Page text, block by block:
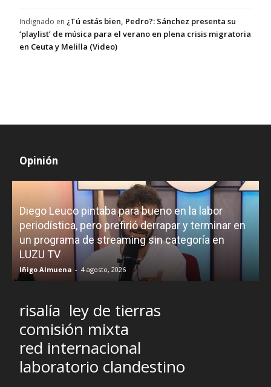
Indignado en ¿Tú estás bien, Pedro?: Sánchez presenta su
‘playlist’ de música para el verano en plena crisis migratoria
en Ceuta y Melilla (Video)
Opinión
Diego Leuco pintaba para bueno en la labor
periodística, pero prefirió derrapar y terminar en
un programa de streaming sin categoría en
LUZU TV
Iñigo Almuena - 4 agosto, 2026
risalía ley de tierras
comisión mixta
red internacional
laboratorio clandestino